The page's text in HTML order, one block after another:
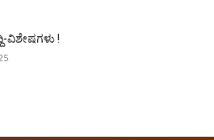
ವಿಶೇಷಗಳು !